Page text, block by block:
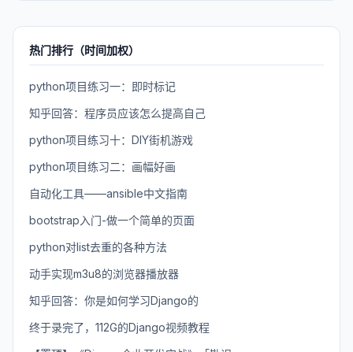
热门排行（时间加权）
python项目练习一：即时标记
知乎回答：程序员应该怎么提高自己
python项目练习十：DIY街机游戏
python项目练习二：画幅好画
自动化工具——ansible中文指南
bootstrap入门-做一个简单的页面
python对list去重的各种方法
动手实现m3u8的浏览器播放器
知乎回答：你是如何学习Django的
终于录完了，112G的Django视频教程